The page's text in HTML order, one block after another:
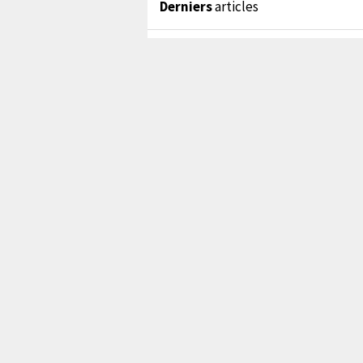
Derniersarticles